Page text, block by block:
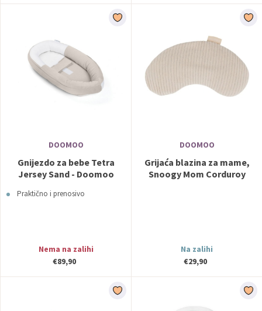
DOOMOO
Gnijezdo za bebe Tetra
Jersey Sand - Doomoo
Praktično i prenosivo
Nema na zalihi
€89,90
DOOMOO
Grijaća blazina za mame,
Snoogy Mom Corduroy
Na zalihi
€29,90